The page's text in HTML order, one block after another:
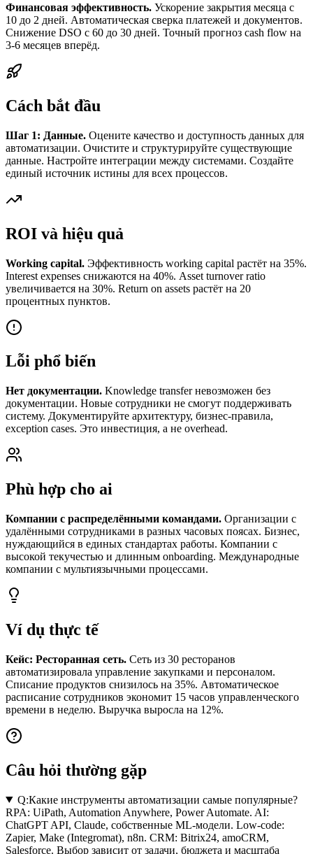
Финансовая эффективность. Ускорение закрытия месяца с
10 до 2 дней. Автоматическая сверка платежей и документов.
Снижение DSO с 60 до 30 дней. Точный прогноз cash flow на
3-6 месяцев вперёд.
Cách bắt đầu
Шаг 1: Данные. Оцените качество и доступность данных для
автоматизации. Очистите и структурируйте существующие
данные. Настройте интеграции между системами. Создайте
единый источник истины для всех процессов.
ROI và hiệu quả
Working capital. Эффективность working capital растёт на 35%.
Interest expenses снижаются на 40%. Asset turnover ratio
увеличивается на 30%. Return on assets растёт на 20
процентных пунктов.
Lỗi phổ biến
Нет документации. Knowledge transfer невозможен без
документации. Новые сотрудники не смогут поддерживать
систему. Документируйте архитектуру, бизнес-правила,
exception cases. Это инвестиция, а не overhead.
Phù hợp cho ai
Компании с распределёнными командами. Организации с
удалёнными сотрудниками в разных часовых поясах. Бизнес,
нуждающийся в единых стандартах работы. Компании с
высокой текучестью и длинным onboarding. Международные
компании с мультиязычными процессами.
Ví dụ thực tế
Кейс: Ресторанная сеть. Сеть из 30 ресторанов
автоматизировала управление закупками и персоналом.
Списание продуктов снизилось на 35%. Автоматическое
расписание сотрудников экономит 15 часов управленческого
времени в неделю. Выручка выросла на 12%.
Câu hỏi thường gặp
Q:Какие инструменты автоматизации самые популярные?
RPA: UiPath, Automation Anywhere, Power Automate. AI:
ChatGPT API, Claude, собственные ML-модели. Low-code:
Zapier, Make (Integromat), n8n. CRM: Bitrix24, amoCRM,
Salesforce. Выбор зависит от задачи, бюджета и масштаба